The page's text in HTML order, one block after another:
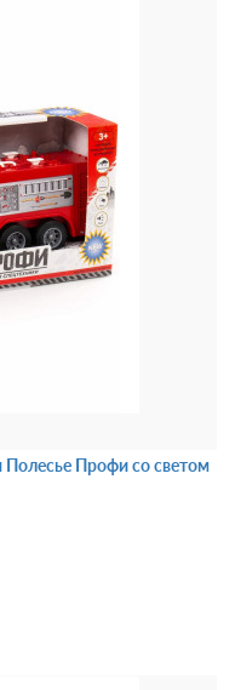
Профи со светом